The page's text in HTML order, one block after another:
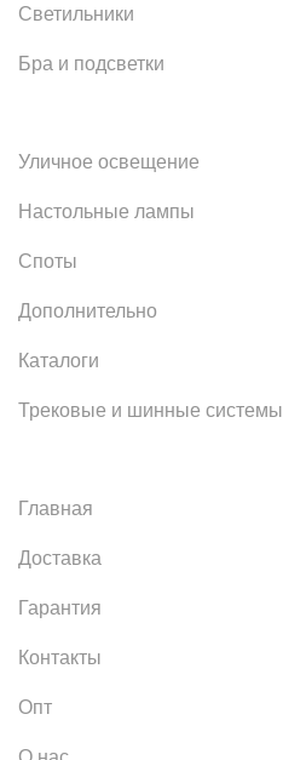
Светильники
Бра и подсветки
Уличное освещение
Настольные лампы
Споты
Дополнительно
Каталоги
Трековые и шинные системы
Главная
Доставка
Гарантия
Контакты
Опт